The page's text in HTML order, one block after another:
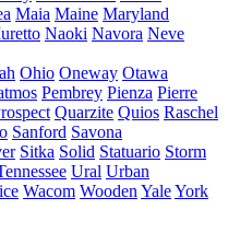
Maia Maine Maryland
Naoki Navora Neve
Ohio Oneway Otawa
Pembrey Pienza Pierre
Quarzite Quios Raschel
Sanford Savona
Sitka Solid Statuario Storm
Ural Urban
Wacom Wooden YaleYork